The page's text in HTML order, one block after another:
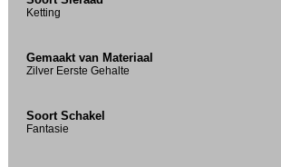
Ketting
Gemaakt van Materiaal
Zilver Eerste Gehalte
Soort Schakel
Fantasie